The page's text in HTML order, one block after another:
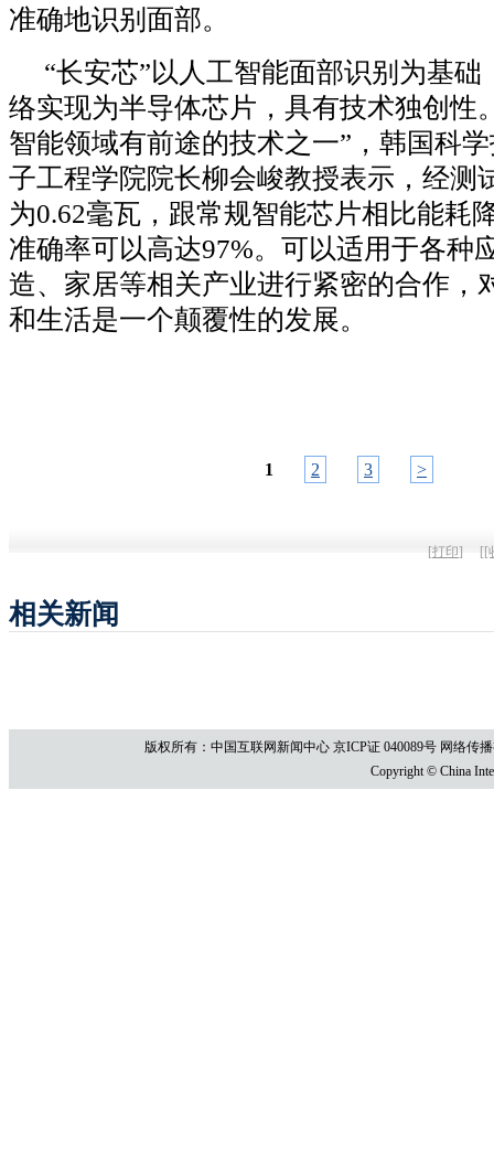
准确地识别面部。
“长安芯”以人工智能面部识别为基础
络实现为半导体芯片，具有技术独创性
智能领域有前途的技术之一”，韩国科
子工程学院院长柳会峻教授表示，经测
为0.62毫瓦，跟常规智能芯片相比能耗
准确率可以高达97%。可以适用于各种
造、家居等相关产业进行紧密的合作，
和生活是一个颠覆性的发展。
1 2 3 >
[打印] [[
相关新闻
版权所有：中国互联网新闻中心 京ICP证 040089号 网络传
Copyright © China